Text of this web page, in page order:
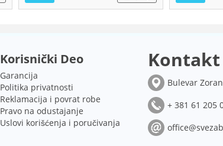
Korisnički Deo
Garancija
Politika privatnosti
Reklamacija i povrat robe
Pravo na odustajanje
Uslovi korišćenja i poručivanja
Bulevar
+ 381 61 205